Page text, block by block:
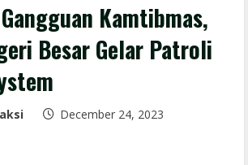
Kamtibmas,
Besar Gelar Patroli
December 24, 2023